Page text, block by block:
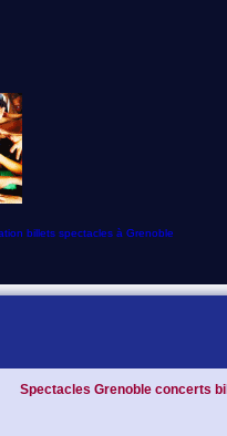
billets spectacles à Grenoble
Spectacles Grenoble concerts